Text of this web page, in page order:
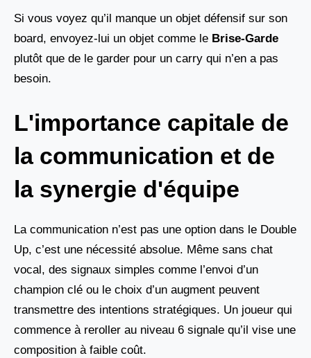
Si vous voyez qu’il manque un objet défensif sur son
board, envoyez-lui un objet comme le Brise-Garde
plutôt que de le garder pour un carry qui n’en a pas
besoin.
L'importance capitale de
la communication et de
la synergie d'équipe
La communication n’est pas une option dans le Double
Up, c’est une nécessité absolue. Même sans chat
vocal, des signaux simples comme l’envoi d’un
champion clé ou le choix d’un augment peuvent
transmettre des intentions stratégiques. Un joueur qui
commence à reroller au niveau 6 signale qu’il vise une
composition à faible coût.